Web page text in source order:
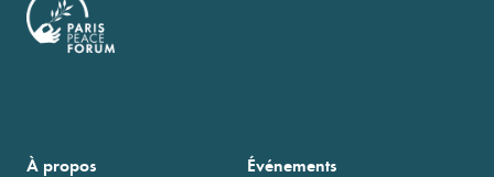
À propos Événements